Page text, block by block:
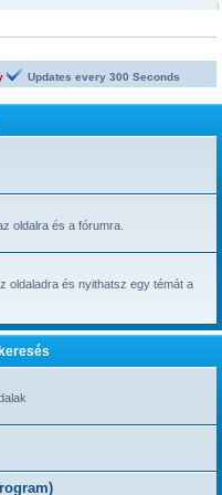
egy legalább egy freepick
gyerünk tovább
és online kaszinó
Updates every 300 Seconds
oldalra és a fórumra.
oldaladra és nyithatsz egy témát a